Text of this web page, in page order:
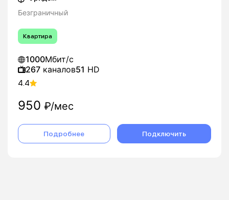
Безграничный
Квартира
1000Мбит/с
267 каналов51 HD
4.4
950 ₽/мес
Подробнее Подключить